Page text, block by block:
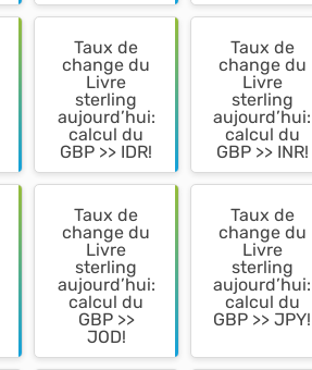
Taux de
change du
Livre
sterling
aujourd’hui:
calcul du
GBP >> IDR!
Taux de
change du
Livre
sterling
aujourd’hui:
calcul du
GBP >> INR!
Taux de
change du
Livre
sterling
aujourd’hui:
calcul du
GBP >>
JOD!
Taux de
change du
Livre
sterling
aujourd’hui:
calcul du
GBP >> JPY!